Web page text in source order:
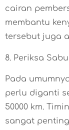
cairan
membantu
tersebut juga
8. Periksa
Pada
perlu diganti
50000 km.
sangat